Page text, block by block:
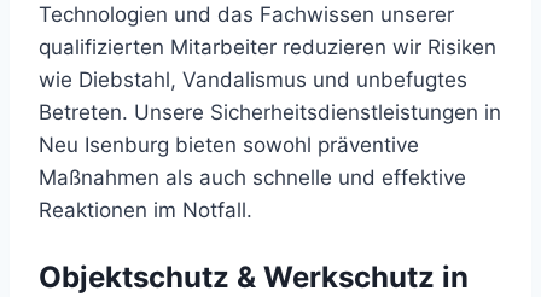
Technologien und das Fachwissen unserer
qualifizierten Mitarbeiter reduzieren wir Risiken
wie Diebstahl, Vandalismus und unbefugtes
Betreten. Unsere Sicherheitsdienstleistungen in
Neu Isenburg bieten sowohl präventive
Maßnahmen als auch schnelle und effektive
Reaktionen im Notfall.
Objektschutz & Werkschutz in